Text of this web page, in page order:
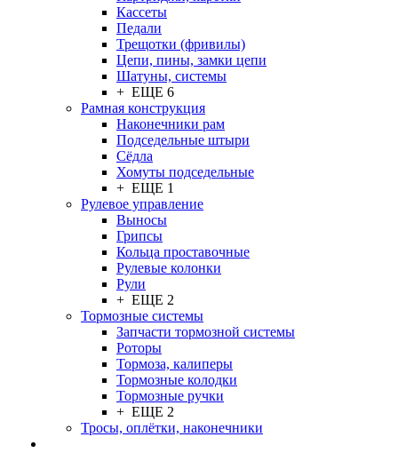
Кассеты
Педали
Трещотки (фривилы)
Цепи, пины, замки цепи
Шатуны, системы
+ ЕЩЕ 6
Рамная конструкция
Наконечники рам
Подседельные штыри
Сёдла
Хомуты подседельные
+ ЕЩЕ 1
Рулевое управление
Выносы
Грипсы
Кольца проставочные
Рулевые колонки
Рули
+ ЕЩЕ 2
Тормозные системы
Запчасти тормозной системы
Роторы
Тормоза, калиперы
Тормозные колодки
Тормозные ручки
+ ЕЩЕ 2
Тросы, оплётки, наконечники